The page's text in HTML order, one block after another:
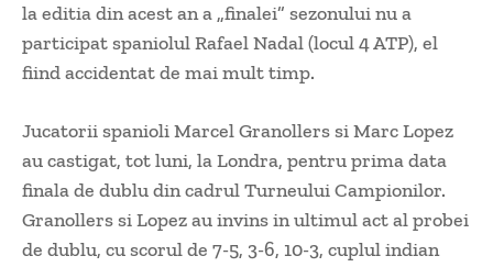
la editia din acest an a „finalei” sezonului nu a
participat spaniolul Rafael Nadal (locul 4 ATP), el
fiind accidentat de mai mult timp.
Jucatorii spanioli Marcel Granollers si Marc Lopez
au castigat, tot luni, la Londra, pentru prima data
finala de dublu din cadrul Turneului Campionilor.
Granollers si Lopez au invins in ultimul act al probei
de dublu, cu scorul de 7-5, 3-6, 10-3, cuplul indian